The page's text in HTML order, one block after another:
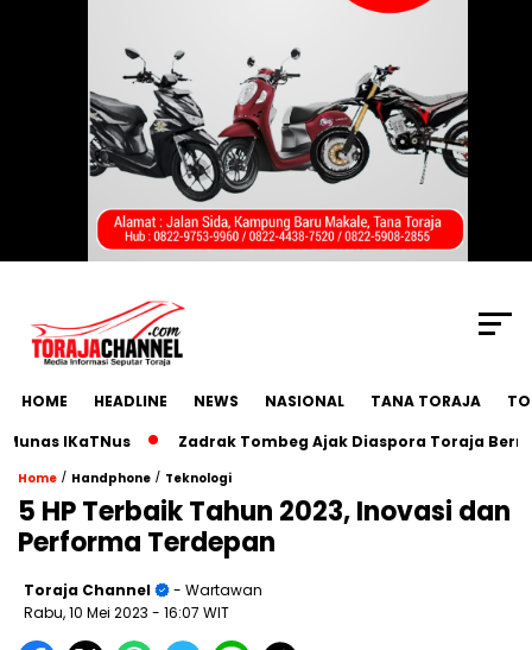
HOME HEADLINE NEWS NASIONAL TANA TORAJA
IKaTNus
Zadrak Tombeg Ajak Diaspora Toraja
Home / Handphone / Teknologi
5 HP Terbaik Tahun 2023, Inovasi dan
Performa Terdepan
Toraja Channel
- Wartawan
Rabu, 10 Mei 2023 - 16:07 WIT